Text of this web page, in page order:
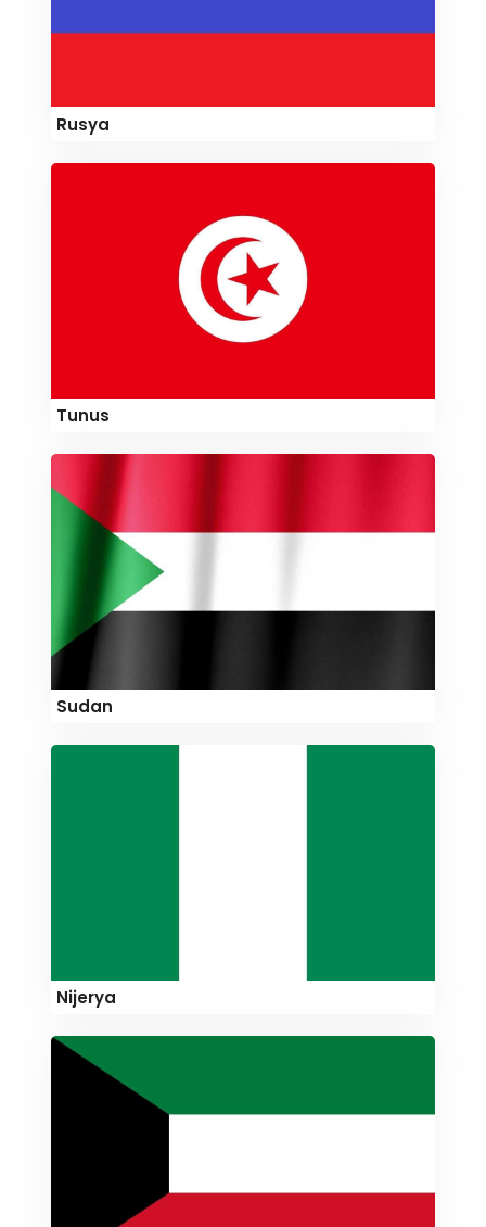
Rusya
Tunus
Sudan
Nijerya